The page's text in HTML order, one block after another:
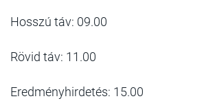
Hosszú táv: 09.00
Rövid táv: 11.00
Eredményhirdetés: 15.00